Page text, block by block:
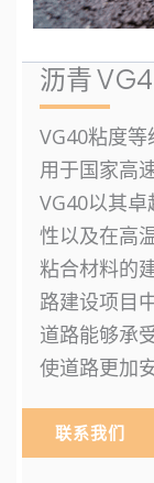
沥青
VG40粘度
用于国家高
VG40以其
性以及在高
粘合材料的
路建设项目
道路能够承
使道路更加
联系我们